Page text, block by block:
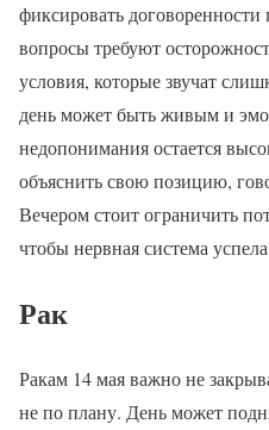
фиксировать
вопросы требуют
условия, которые звучат
день может быть живым и
недопонимания остается
объяснить свою позицию,
Вечером стоит ограничить
чтобы нервная система
Рак
Ракам 14 мая важно не
не по плану. День может